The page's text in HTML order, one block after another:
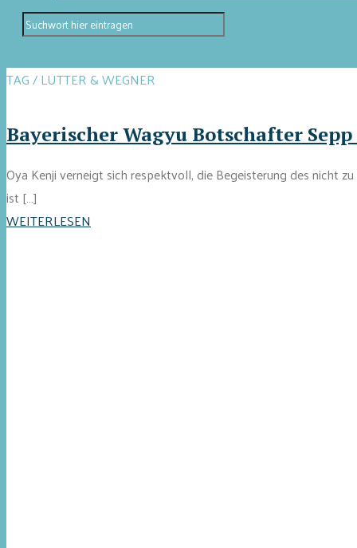
TAG / LUTTER & WEGNER
Bayerischer Wagyu Botschafter
Oya Kenji verneigt sich respektvoll, die Begeisterung des nicht
ist […]
WEITERLESEN